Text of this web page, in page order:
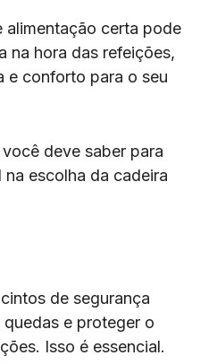
alimentação certa pode
na hora das refeições,
e conforto para o seu
deve saber para
escolha da cadeira
de segurança
e proteger o
Isso é essencial.